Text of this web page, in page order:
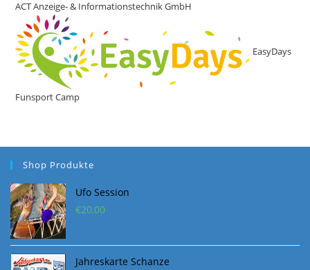
ACT Anzeige- & Informationstechnik GmbH
EasyDays
Funsport Camp
Shop Produkte
Ufo Session
€20,00
Jahreskarte Schanze